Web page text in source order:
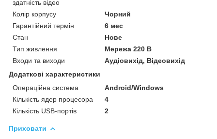
здатність відео
Колір корпусу
Чорний
Гарантійний термін
6 мес
Стан
Нове
Тип живлення
Мережа 220 В
Входи та виходи
Аудіовихід, Відеовихід
Додаткові характеристики
Операційна система
Android/Windows
Кількість ядер процесора
4
Кількість USB-портів
2
Приховати